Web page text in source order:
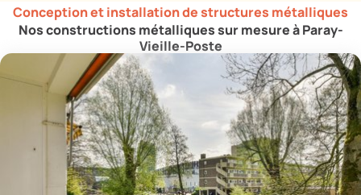
Nos constructions métalliques sur mesure à Paray-
Vieille-Poste
Conception et installation de structures métalliques